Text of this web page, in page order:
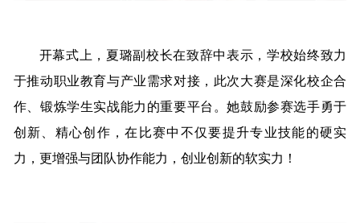
开幕式上，夏璐副校长在致辞中表示，学校始终致力
于推动职业教育与产业需求对接，此次大赛是深化校企合
作、锻炼学生实战能力的重要平台。她鼓励参赛选手勇于
创新、精心创作，在比赛中不仅要提升专业技能的硬实
力，更增强与团队协作能力，创业创新的软实力！